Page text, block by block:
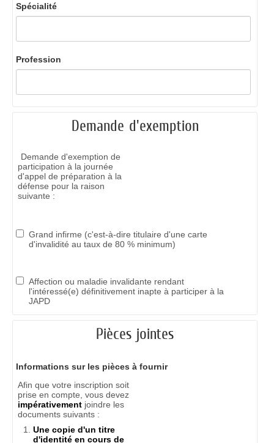
Spécialité
Profession
Demande d'exemption
Demande d'exemption de
participation à la journée
d'appel de préparation à la
défense pour la raison
suivante :
Grand infirme (c'est-à-dire titulaire d'une carte
d'invalidité au taux de 80 % minimum)
Affection ou maladie invalidante rendant
l'intéressé(e) définitivement inapte à participer à la
JAPD
Pièces jointes
Informations sur les pièces à fournir
Afin que votre inscription soit
prise en compte, vous devez
impérativementjoindre les
documents suivants :
Une copie d'un titre
d'identité en cours de